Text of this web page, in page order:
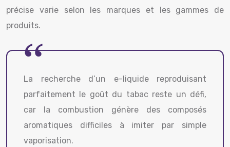
précise varie selon les marques et les gammes de
produits.
La recherche d’un e-liquide reproduisant
parfaitement le goût du tabac reste un défi,
car la combustion génère des composés
aromatiques difficiles à imiter par simple
vaporisation.